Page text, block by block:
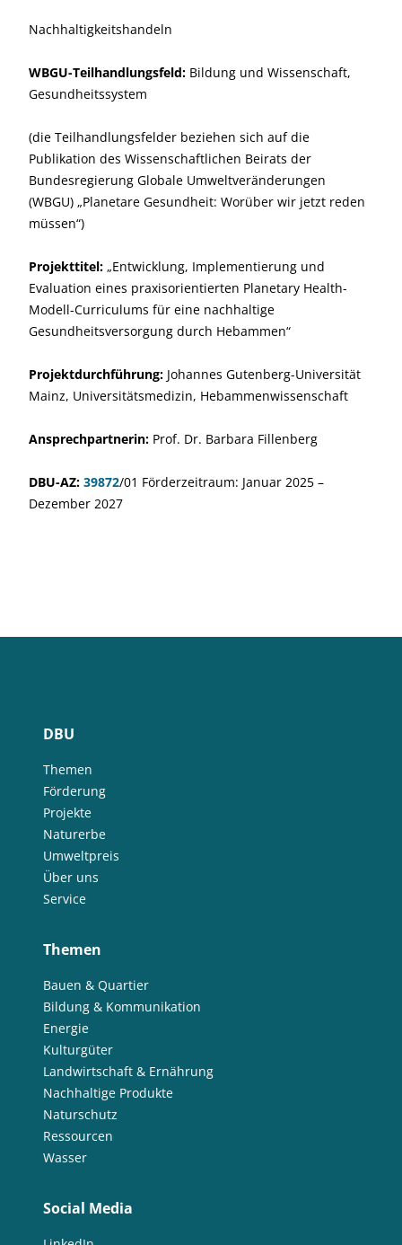
Nachhaltigkeitshandeln
WBGU-Teilhandlungsfeld: Bildung und Wissenschaft,
Gesundheitssystem
(die Teilhandlungsfelder beziehen sich auf die
Publikation des Wissenschaftlichen Beirats der
Bundesregierung Globale Umweltveränderungen
(WBGU) „Planetare Gesundheit: Worüber wir jetzt reden
müssen“)
Projekttitel: „Entwicklung, Implementierung und
Evaluation eines praxisorientierten Planetary Health-
Modell-Curriculums für eine nachhaltige
Gesundheitsversorgung durch Hebammen“
Projektdurchführung: Johannes Gutenberg-Universität
Mainz, Universitätsmedizin, Hebammenwissenschaft
Ansprechpartnerin: Prof. Dr. Barbara Fillenberg
DBU-AZ: 39872/01 Förderzeitraum: Januar 2025 –
Dezember 2027
DBU
Themen
Förderung
Projekte
Naturerbe
Umweltpreis
Über uns
Service
Themen
Bauen & Quartier
Bildung & Kommunikation
Energie
Kulturgüter
Landwirtschaft & Ernährung
Nachhaltige Produkte
Naturschutz
Ressourcen
Wasser
Social Media